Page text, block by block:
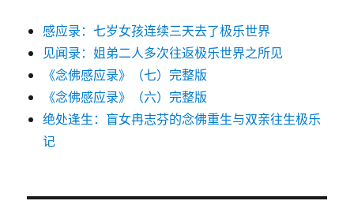
感应录：七岁女孩连续三天去了极乐世界
见闻录：姐弟二人多次往返极乐世界之所见
《念佛感应录》（七）完整版
《念佛感应录》（六）完整版
绝处逢生：盲女冉志芬的念佛重生与双亲往生极乐
记